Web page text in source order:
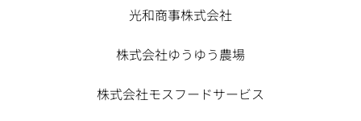
光和商事株式会社
株式会社ゆうゆう農場
株式会社モスフードサービス